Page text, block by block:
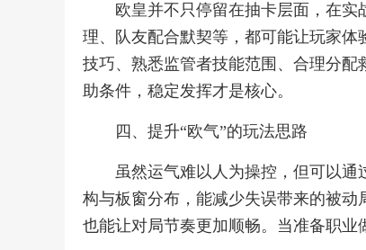
欧皇并不只停留在抽卡层面，在
理、队友配合默契等，都可能让玩家
技巧、熟悉监管者技能范围、合理分
助条件，稳定发挥才是核心。
四、提升“欧气”的玩法思路
虽然运气难以人为操控，但可以
构与板窗分布，能减少失误带来的被动
也能让对局节奏更加顺畅。当准备职业